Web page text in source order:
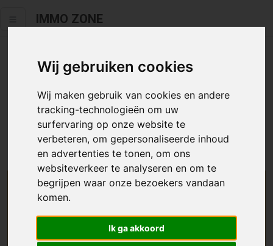
Wij gebruiken cookies
Wij maken gebruik van cookies en andere
tracking-technologieën om uw
surfervaring op onze website te
verbeteren, om gepersonaliseerde inhoud
en advertenties te tonen, om ons
websiteverkeer te analyseren en om te
begrijpen waar onze bezoekers vandaan
komen.
Ik ga akkoord
IMMO ZONE
Helaas staat dit zoekertje niet
meer online.
Neem zeker een kijkje in ons aanbod te koop
We helpen u graag zoeken
Maak hier een zoekprofiel aan en we houden u op
de hoogte van passend aanbod.